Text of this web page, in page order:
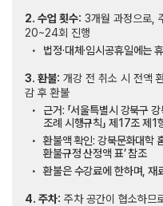
2. 수업 횟수: 3개월 과정으로,
20~24회 진행
법정·대체·임시공휴일에는
3. 환불: 개강 전 취소 시 전액
감 후 환불
근거: 「서울특별시 강북구
조례 시행규칙」 제17조 제1
환불액 확인: 강북문화대학
환불규정 산정액 표’ 참조
환불은 수강료에 한하며, 재
4. 주차: 주차 공간이 협소하므